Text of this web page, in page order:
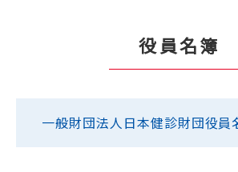
役員名簿
一般財団法人日本健診財団役員